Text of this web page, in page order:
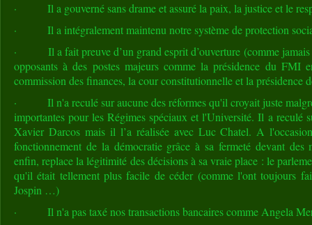
· Il a gouverné sans drame et assuré la paix, la justice et le
· Il a intégralement maintenu notre système de protection
· Il a fait preuve d’un grand esprit d’ouverture (comme jamais
opposants à des postes majeurs comme la présidence du FMI
commission des finances, la cour constitutionnelle et la présidence
· Il n'a reculé sur aucune des réformes qu'il croyait juste malgré
importantes pour les Régimes spéciaux et l'Université. Il a reculé
Xavier Darcos mais il l’a réalisée avec Luc Chatel. A
fonctionnement de la démocratie grâce à sa fermeté devant des
enfin, replace la légitimité des décisions à sa vraie place : le
qu'il était tellement plus facile de céder (comme l'ont toujours
Jospin …)
· Il n'a pas taxé nos transactions bancaires comme Angela